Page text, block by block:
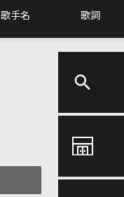
歌手名 歌詞